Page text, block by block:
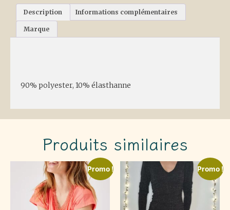
Description Informations complémentaires
Marque
90% polyester, 10% élasthanne
Produits similaires
Promo ! Promo !